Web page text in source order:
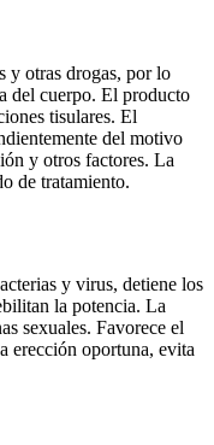
y otras drogas, por lo
del cuerpo. El producto
tisulares. El
del motivo
y otros factores. La
de tratamiento.
y virus, detiene los
la potencia. La
sexuales. Favorece el
erección oportuna, evita